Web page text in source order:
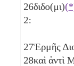
26διδο(μι)
2:
27Ἑρμῆς
28καὶ ἀντὶ